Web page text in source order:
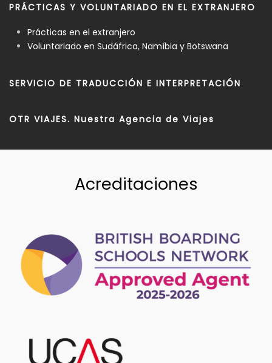
PRÁCTICAS Y VOLUNTARIADO EN EL EXTRANJERO
Prácticas en el extranjero
Voluntariado en Sudáfrica, Namíbia y Botswana
SERVICIO DE TRADUCCIÓN E INTERPRETACIÓN
OTR VIAJES. Nuestra Agencia de Viajes
Acreditaciones